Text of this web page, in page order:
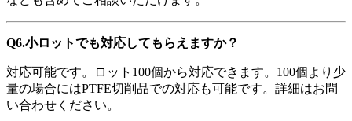
Q6.小ロットでも対応してもらえますか？
対応可能です。ロット 100個から対応できます。100個より少
量の場合にはPTFE切削品での対応も可能です。詳細はお問
い合わせください。